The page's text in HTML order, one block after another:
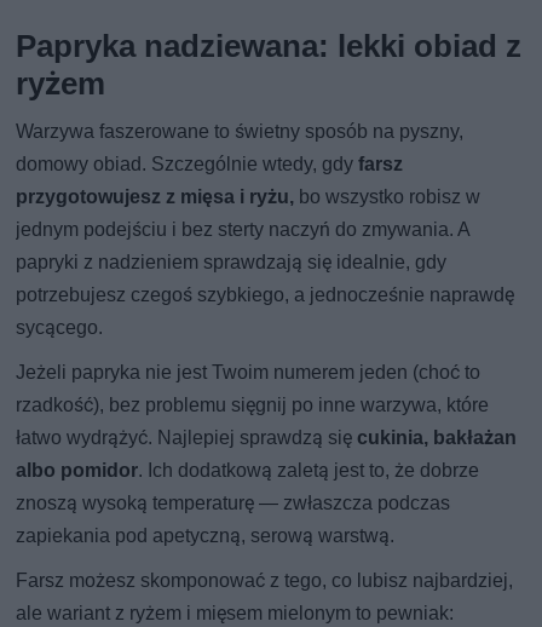
Papryka nadziewana: lekki obiad z
ryżem
Warzywa faszerowane to świetny sposób na pyszny,
domowy obiad. Szczególnie wtedy, gdyfarsz
przygotowujesz z mięsa i ryżu, bo wszystko robisz w
jednym podejściu i bez sterty naczyń do zmywania. A
papryki z nadzieniem sprawdzają się idealnie, gdy
potrzebujesz czegoś szybkiego, a jednocześnie naprawdę
sycącego.
Jeżeli papryka nie jest Twoim numerem jeden (choć to
rzadkość), bez problemu sięgnij po inne warzywa, które
łatwo wydrążyć. Najlepiej sprawdzą się cukinia, bakłażan
albo pomidor. Ich dodatkową zaletą jest to, że dobrze
znoszą wysoką temperaturę — zwłaszcza podczas
zapiekania pod apetyczną, serową warstwą.
Farsz możesz skomponować z tego, co lubisz najbardziej,
ale wariant z ryżem i mięsem mielonym to pewniak: